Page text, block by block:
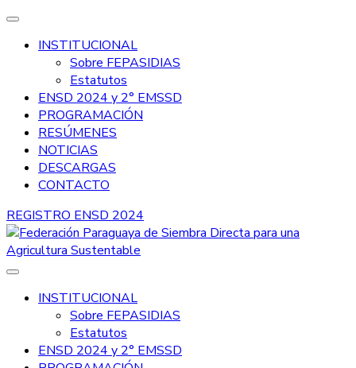
INSTITUCIONAL
Sobre FEPASIDIAS
Estatutos
ENSD 2024 y 2° EMSSD
PROGRAMACIÓN
RESÚMENES
NOTICIAS
DESCARGAS
CONTACTO
REGISTRO ENSD 2024
Federación Paraguaya de Siembra
Directa para una Agricultura
Sustentable
INSTITUCIONAL
Sobre FEPASIDIAS
Estatutos
ENSD 2024 y 2° EMSSD